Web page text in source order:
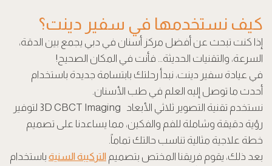
كيف نستخدمها في سفير دينت؟
إذا كنت تبحث عن أفضل مركز أسنان في دبي يجمع بين الدقة،
السرعة، والتقنيات الحديثة… فأنت في المكان الصحيح!
في عيادة سفير دينت، نبدأ رحلتك بابتسامة جديدة باستخدام
أحدث ما توصل إليه العلم في طب الأسنان.
نستخدم تقنية التصوير ثلاثي الأبعاد 3D CBCT Imaging لتوفير
رؤية دقيقة وشاملة للفم والفكين، مما يساعدنا على تصميم
خطة علاجية مثالية تناسب حالتك تماماً.
بعد ذلك، يقوم فريقنا المختص بتصميم التركيبة السنية باستخدام